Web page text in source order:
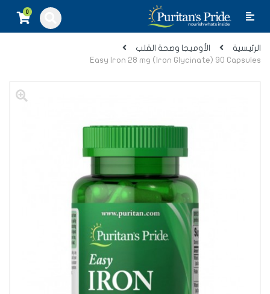
0
الرئيسية
الأوميجا وصحة القلب
Easy Iron 28 mg (Iron Glycinate) 90 Capsules